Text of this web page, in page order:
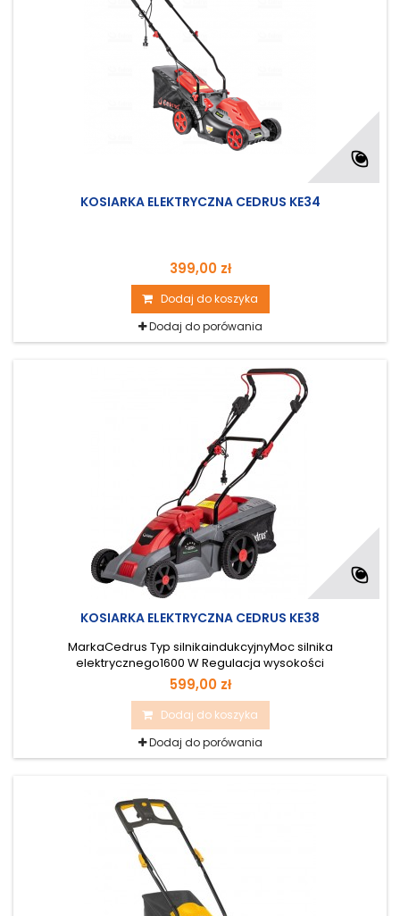
KOSIARKA ELEKTRYCZNA CEDRUS KE34
399,00 zł
Dodaj do koszyka
Dodaj do porówania
KOSIARKA ELEKTRYCZNA CEDRUS KE38
MarkaCedrus Typ silnikaindukcyjnyMoc silnika
elektrycznego1600 W Regulacja wysokości
koszeniacentralna / 5 stopni
599,00 zł
Dodaj do koszyka
Dodaj do porówania